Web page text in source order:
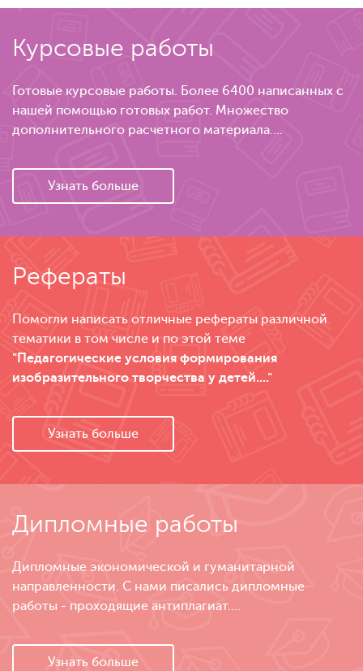
Курсовые работы
Готовые курсовые работы. Более 6400 написанных с
нашей помощью готовых работ. Множество
дополнительного расчетного материала....
Узнать больше
Рефераты
Помогли написать отличные рефераты различной
тематики в том числе и по этой теме
"Педагогические условия формирования
изобразительного творчества у детей...."
Узнать больше
Дипломные работы
Дипломные экономической и гуманитарной
направленности. С нами писались дипломные
работы - проходящие антиплагиат....
Узнать больше